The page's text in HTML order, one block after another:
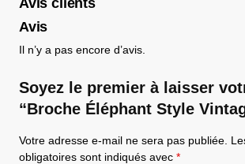
Avis
Il n’y a pas encore d’avis.
Soyez le premier à laisser
“Broche Éléphant Style
Votre adresse e-mail ne sera pas publiée.
obligatoires sont indiqués avec *